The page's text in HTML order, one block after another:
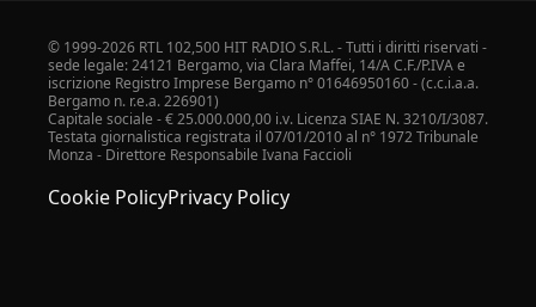
© 1999-2026 RTL 102,500 HIT RADIO S.R.L. - Tutti i diritti riservati -
sede legale: 24121 Bergamo, via Clara Maffei, 14/A C.F./P.IVA e
iscrizione Registro Imprese Bergamo n° 01646950160 - (c.c.i.a.a.
Bergamo n. r.e.a. 226901)
Capitale sociale - € 25.000.000,00 i.v. Licenza SIAE N. 3210/I/3087.
Testata giornalistica registrata il 07/01/2010 al n° 1972 Tribunale
Monza - Direttore Responsabile Ivana Faccioli
Cookie PolicyPrivacy Policy